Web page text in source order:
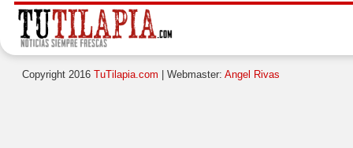
Copyright 2016 TuTilapia.com | Webmaster: Angel Rivas